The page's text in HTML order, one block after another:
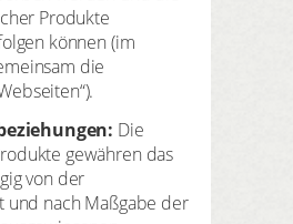
Produkte
können (im
die
Die
gewähren das
von der
und nach Maßgabe der